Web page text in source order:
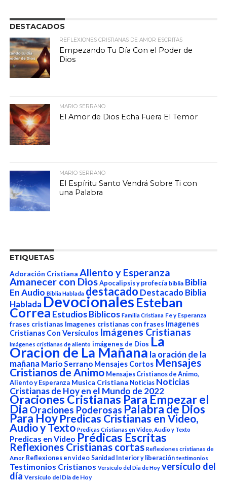
DESTACADOS
REFLEXIONES CRISTIANAS DE AMOR ESCRITAS
Empezando Tu Día Con el Poder de
Dios
MARIO SERRANO
El Amor de Dios Echa Fuera El Temor
MARIO SERRANO
El Espíritu Santo Vendrá Sobre Ti con
una Palabra
ETIQUETAS
Adoración Cristiana Aliento y Esperanza
Amanecer con Dios Apocalipsis y profecía biblia Biblia
En Audio Biblia Hablada destacado Destacado Biblia
HabladaDevocionalesEsteban
Correa Estudios Biblicos Familia Cristiana Fe y Esperanza
frases cristianas Imagenes cristianas con frases Imagenes
Cristianas Con Versículos Imágenes Cristianas
Imágenes cristianas de aliento imágenes de Dios La
Oracion de La Mañana la oración de la
mañana Mario Serrano Mensajes Cortos Mensajes
Cristianos de Animo Mensajes Cristianos de Animo,
Aliento y Esperanza Musica Cristiana Noticias Noticias
Cristianas de Hoy en el Mundo de 2022
Oraciones Cristianas Para Empezar el
DiaOraciones Poderosas Palabra de Dios
Para Hoy Predicas Cristianas en Video,
Audio y Texto Predicas Cristianas en Video, Audio y Texto
Predicas en Video Prédicas Escritas
Reflexiones Cristianas cortas Reflexiones cristianas de
Amor Reflexiones en video Sanidad Interior y liberación testimonios
Testimonios Cristianos Versículo del Dia de Hoy versículo del
día Versículo del Día de Hoy